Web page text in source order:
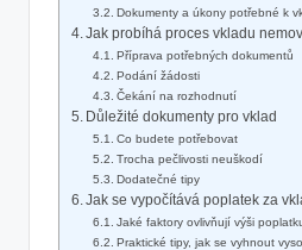
Dokumenty a ⁣úkony potřebné k
Jak probíhá⁤ proces vkladu
Příprava potřebných dokumentů
Podání žádosti
Čekání​ na rozhodnutí
Důležité dokumenty pro ​vklad
Co budete ⁣potřebovat
Trocha pečlivosti neuškodí
Dodatečné tipy
Jak se vypočítává poplatek za
Jaké faktory ovlivňují výši
Praktické tipy, jak ‍se vyhnout